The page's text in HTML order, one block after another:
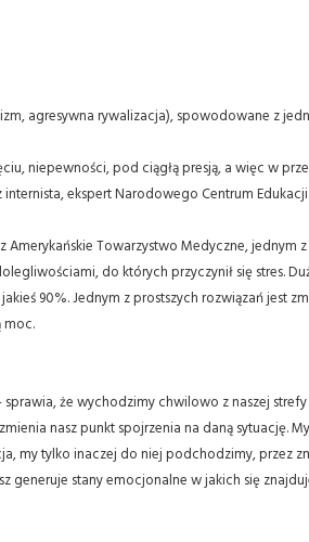
agresywna rywalizacja), spowodowane z
niepewności, pod ciągłą presją, a więc w
ekspert Narodowego Centrum
Towarzystwo Medyczne, jednym
do których przyczynił się stres.
90%. Jednym z prostszych rozwiązań jest
moc.
że wychodzimy chwilowo z naszej
nasz punkt spojrzenia na daną sytuację.
my tylko inaczej do niej podchodzimy, przez
generuje stany emocjonalne w jakich się